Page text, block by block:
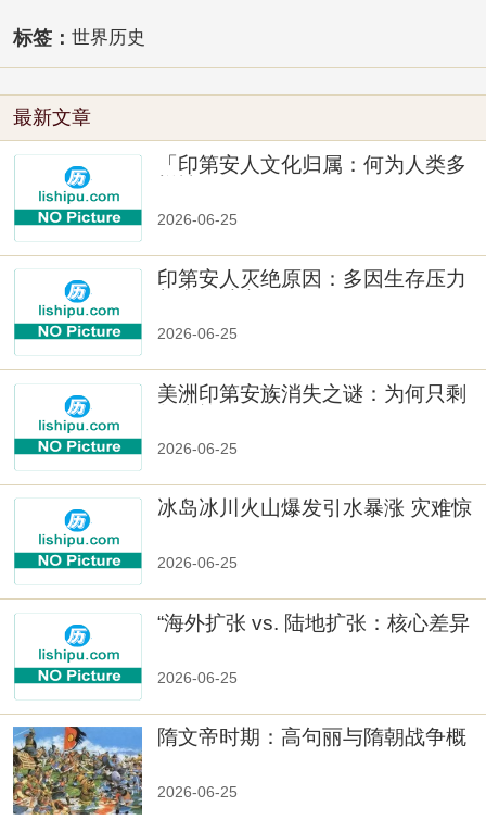
标签： 世界历史
最新文章
「印第安人文化归属：何为人类多
2026-06-25
印第安人灭绝原因：多因生存压力
2026-06-25
美洲印第安族消失之谜：为何只剩
2026-06-25
冰岛冰川火山爆发引水暴涨 灾难惊
2026-06-25
“海外扩张 vs. 陆地扩张：核心差异
2026-06-25
隋文帝时期：高句丽与隋朝战争概
2026-06-25